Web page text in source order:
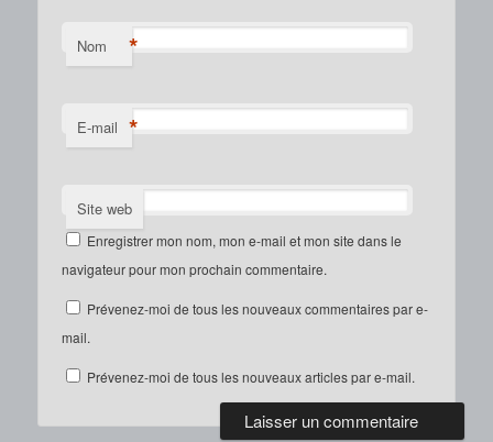
Nom *
E-mail *
Site web
Enregistrer mon nom, mon e-mail et mon site dans le
navigateur pour mon prochain commentaire.
Prévenez-moi de tous les nouveaux commentaires par e-
mail.
Prévenez-moi de tous les nouveaux articles par e-mail.